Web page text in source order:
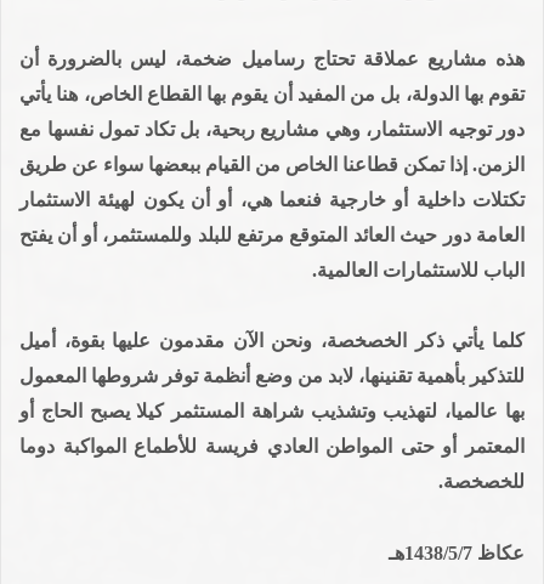
هذه مشاريع عملاقة تحتاج رساميل ضخمة، ليس بالضرورة أن
تقوم بها الدولة، بل من المفيد أن يقوم بها القطاع الخاص، هنا يأتي
دور توجيه الاستثمار، وهي مشاريع ربحية، بل تكاد تمول نفسها مع
الزمن. إذا تمكن قطاعنا الخاص من القيام ببعضها سواء عن طريق
تكتلات داخلية أو خارجية فنعما هي، أو أن يكون لهيئة الاستثمار
العامة دور حيث العائد المتوقع مرتفع للبلد وللمستثمر، أو أن يفتح
الباب للاستثمارات العالمية.
كلما يأتي ذكر الخصخصة، ونحن الآن مقدمون عليها بقوة، أميل
للتذكير بأهمية تقنينها، لابد من وضع أنظمة توفر شروطها المعمول
بها عالميا، لتهذيب وتشذيب شراهة المستثمر كيلا يصبح الحاج أو
المعتمر أو حتى المواطن العادي فريسة للأطماع المواكبة دوما
للخصخصة.
عكاظ 1438/5/7هـ